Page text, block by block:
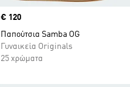
Price
€ 120
Παπούτσια Samba OG
Γυναικεία Originals
25 χρώματα